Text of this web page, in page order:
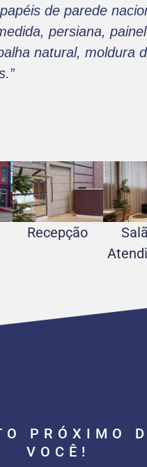
de parede
persiana, painel
natural, moldura
Recepção
PRÓXIMO
VOCÊ!